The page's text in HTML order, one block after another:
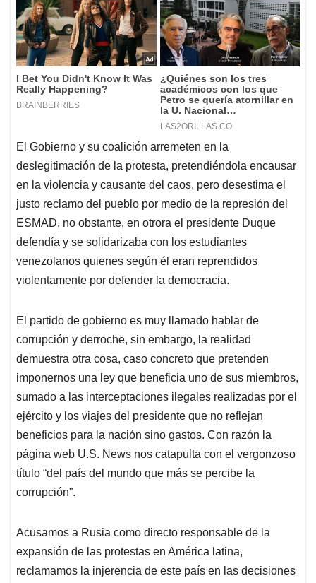
El Gobierno y su coalición arremeten en la
deslegitimación de la protesta, pretendiéndola encausar
en la violencia y causante del caos, pero desestima el
justo reclamo del pueblo por medio de la represión del
ESMAD, no obstante, en otrora el presidente Duque
defendía y se solidarizaba con los estudiantes
venezolanos quienes según él eran reprendidos
violentamente por defender la democracia.
El partido de gobierno es muy llamado hablar de
corrupción y derroche, sin embargo, la realidad
demuestra otra cosa, caso concreto que pretenden
imponernos una ley que beneficia uno de sus miembros,
sumado a las interceptaciones ilegales realizadas por el
ejército y los viajes del presidente que no reflejan
beneficios para la nación sino gastos. Con razón la
página web U.S. News nos catapulta con el vergonzoso
título “del país del mundo que más se percibe la
corrupción”.
Acusamos a Rusia como directo responsable de la
expansión de las protestas en América latina,
reclamamos la injerencia de este país en las decisiones